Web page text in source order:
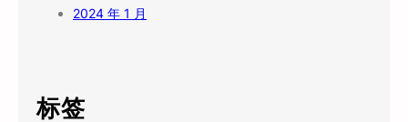
2024 年 1 月
标签